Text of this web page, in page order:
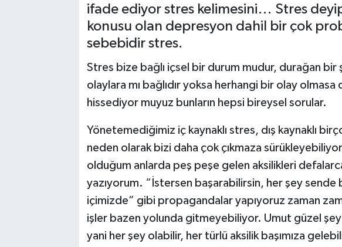
ifade ediyor stres kelimesini… Stres
konusu olan depresyon dahil bir çok
sebebidir stres.
Stres bize bağlı içsel bir durum mudur, durağan
olaylara mı bağlıdır yoksa herhangi bir olay
hissediyor muyuz bunların hepsi bireysel sorular.
Yönetemediğimiz iç kaynaklı stres, dış kaynaklı
neden olarak bizi daha çok çıkmaza
olduğum anlarda peş peşe gelen aksilikleri
yazıyorum. “İstersen başarabilirsin, her şey
içimizde” gibi propagandalar yapıyoruz zaman
işler bazen yolunda gitmeyebiliyor. Umut güzel
yani her şey olabilir, her türlü aksilik başımıza